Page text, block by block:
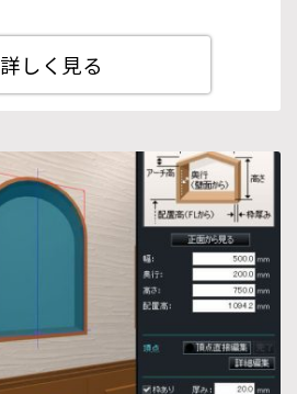
詳しく見る